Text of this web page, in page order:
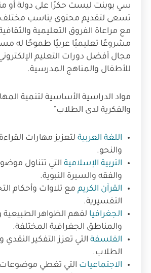
سي بوينت ليست حكرًا على دولة أو
تسعى لتقديم محتوى يناسب مختلف
مع مراعاة الفروق التعليمية
مشروعًا تعليميًا عربيًا طموحًا له
مجال أفضل دورات التعليم
للأطفال والمناهج المدرسية.
مواد الدراسية الأساسية لتنمية
والفكرية لدى الطلاب"
اللغة العربية لتعزيز مهارات
والنحو.
التربية الإسلامية التي تتناول
والفقه والسيرة النبوية.
القرآن الكريم مع تلاوات وأحكام
التفسيرية.
الجغرافيا لفهم الظواهر الطبيعية
والمناطق الجغرافية المختلفة.
الفلسفة التي تعزز التفكير النقدي
الطلاب.
الاجتماعيات التي تغطي موضوعات